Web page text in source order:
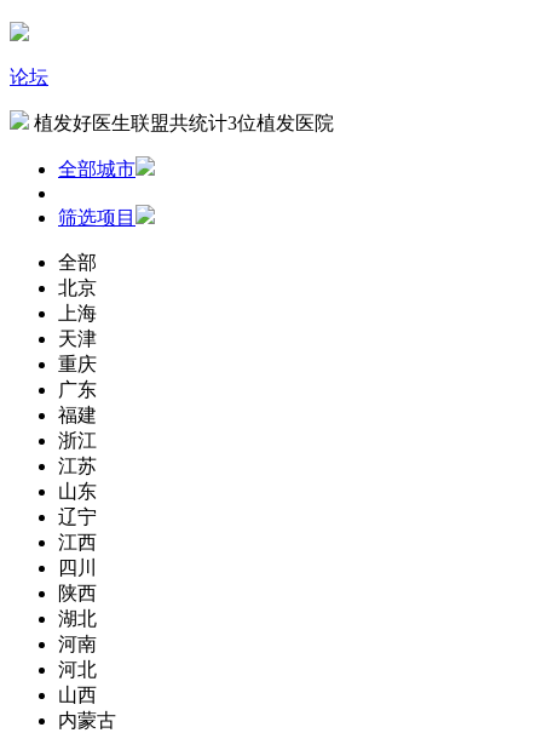
论坛
植发好医生联盟共统计3位植发医院
全部城市
筛选项目
全部
北京
上海
天津
重庆
广东
福建
浙江
江苏
山东
辽宁
江西
四川
陕西
湖北
河南
河北
山西
内蒙古